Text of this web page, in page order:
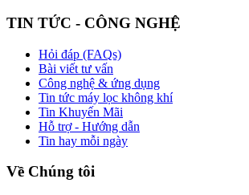
TIN TỨC - CÔNG NGHỆ
Hỏi đáp (FAQs)
Bài viết tư vấn
Công nghệ & ứng dụng
Tin tức máy lọc không khí
Tin Khuyến Mãi
Hỗ trợ - Hướng dẫn
Tin hay mỗi ngày
Về Chúng tôi